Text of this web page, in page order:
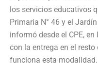
los servicios educativos
Primaria N° 46 y el
informó desde el CPE,
con la entrega en el
funciona esta modalidad.